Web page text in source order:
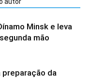
Minsk e leva
mão
preparação da